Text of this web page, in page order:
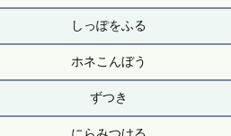
しっぽをふる
ホネこんぼう
ずつき
にらみつける